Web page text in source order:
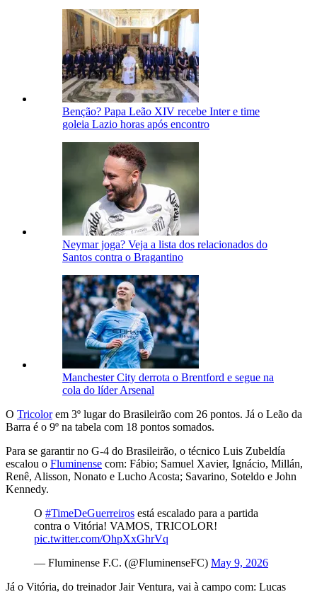
Benção? Papa Leão XIV recebe Inter e time
goleia Lazio horas após encontro
Neymar joga? Veja a lista dos relacionados do
Santos contra o Bragantino
Manchester City derrota o Brentford e segue na
cola do líder Arsenal
O Tricolorem 3º lugar do Brasileirão com 26 pontos. Já o Leão da
Barra é o 9º na tabela com 18 pontos somados.
Para se garantir no G-4 do Brasileirão, o técnico Luis Zubeldía
escalou o Fluminense com: Fábio; Samuel Xavier, Ignácio, Millán,
Renê, Alisson, Nonato e Lucho Acosta; Savarino, Soteldo e John
Kennedy.
O #TimeDeGuerreiros está escalado para a partida
contra o Vitória! VAMOS, TRICOLOR!
pic.twitter.com/OhpXxGhrVq
— Fluminense F.C. (@FluminenseFC) May 9, 2026
Já o Vitória, do treinador Jair Ventura, vai à campo com: Lucas